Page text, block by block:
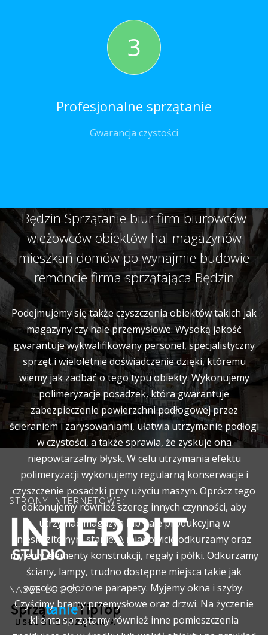
3
Profesjonalne sprzątanie
Gwarancja czystości
Będzin Sprzątanie biur firm biurowców
wieżowców obiektów hal magazynów
mieszkań domów po wynajmie budowie
remoncie firma sprzątająca Będzin
Podejmujemy się także czyszczenia obiektów takich jak
magazyny czy hale przemysłowe. Wysoką jakość
gwarantuje wykwalifikowany personel, specjalistyczny
sprzęt i wieloletnie doświadczenie dzięki, któremu
wiemy jak zadbać o tego typu obiekty. Wykonujemy
polimeryzacje posadzek, która gwarantuje
zabezpieczenie powierzchni podłogowej przez
ścieraniem i zarysowaniami, ułatwia utrzymanie podłogi
w czystości, a także sprawia, że zyskuje ona
niepowtarzalny błysk. W celu utrzymania efektu
polimeryzacji wykonujemy regularną konserwacje i
czyszczenie posadzki przy użyciu maszyn. Oprócz tego
dokonujemy również szereg innych czynności, aby
utrzymać magazyn lub hale produkcyjną w
nieskazitelnym stanie. A mianowicie odkurzamy oraz
myjemy elementy konstrukcji, regały i półki. Odkurzamy
ściany, lampy, trudno dostępne miejsca takie jak
wysoko położone parapety. Myjemy okna i szyby.
Czyścimy bramy przemysłowe oraz drzwi. Na życzenie
klienta sprzątamy również inne pomieszczenia
STRONY INTERNETOWE:
NASZE LOGO: